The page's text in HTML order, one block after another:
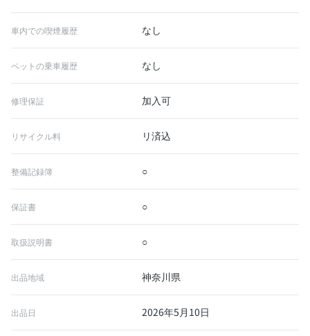
車内での喫煙履歴 なし
ペットの乗車履歴 なし
修理保証 加入可
リサイクル料 リ済込
整備記録簿 ○
保証書 ○
取扱説明書 ○
出品地域 神奈川県
出品日 2026年5月10日